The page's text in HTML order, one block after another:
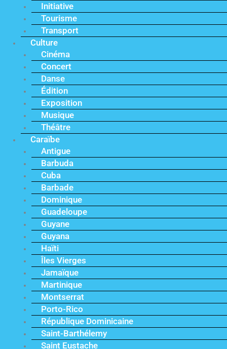
Initiative
Tourisme
Transport
Culture
Cinéma
Concert
Danse
Édition
Exposition
Musique
Théâtre
Caraïbe
Antigue
Barbuda
Cuba
Barbade
Dominique
Guadeloupe
Guyane
Guyana
Haïti
Îles Vierges
Jamaïque
Martinique
Montserrat
Porto-Rico
République Dominicaine
Saint-Barthélemy
Saint Eustache